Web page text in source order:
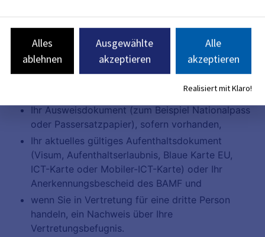
Alles
ablehnen
Ausgewählte
akzeptieren
Alle
akzeptieren
Realisiert mit Klaro!